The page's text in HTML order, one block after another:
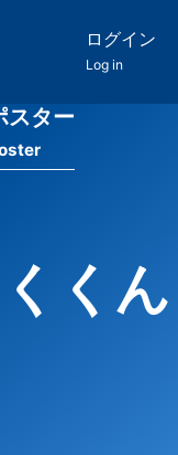
ログイン
Log in
スター
く